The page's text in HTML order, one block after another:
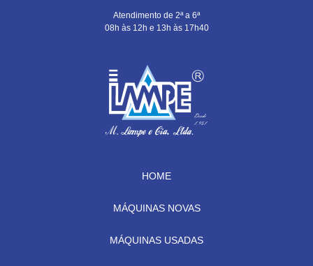
Atendimento de 2ª a 6ª
08h às 12h e 13h às 17h40
HOME
MÁQUINAS NOVAS
MÁQUINAS USADAS